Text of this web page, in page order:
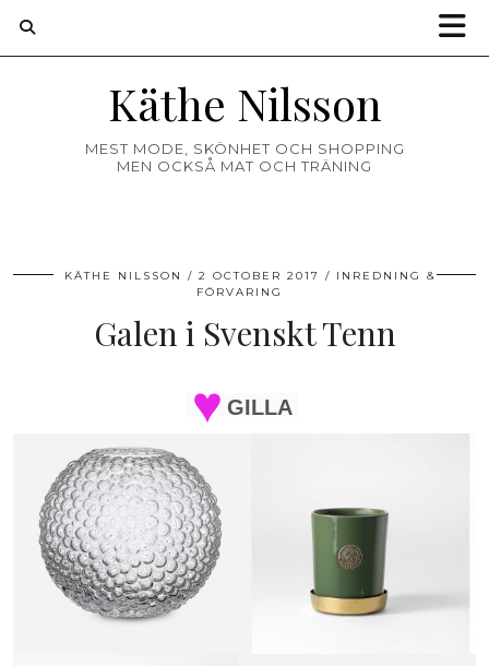
Käthe Nilsson
MEST MODE, SKÖNHET OCH SHOPPING
MEN OCKSÅ MAT OCH TRÄNING
KÄTHE NILSSON 2 OCTOBER 2017
INREDNING &
FÖRVARING
Galen i Svenskt Tenn
GILLA